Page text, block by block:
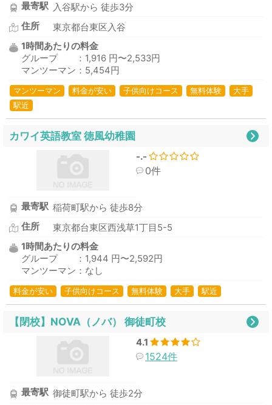
最寄駅 入谷駅から 徒歩3分
住所
東京都台東区入谷
1時間あたりの料金
グループ ：1,916 円〜2,533円
マンツーマン：5,454円
マンツーマン 料金が安い 子供向けコース 無料体験
大手
駅近
カワイ英語教室 徳風幼稚園
-.-
0件
最寄駅 稲荷町駅から 徒歩8分
住所
東京都台東区西浅草1丁目5-5
1時間あたりの料金
グループ ：1,944 円〜2,592円
マンツーマン：なし
料金が安い 子供向けコース 無料体験 大手 駅近
【閉校】NOVA（ノバ） 御徒町校
4.1
1524件
最寄駅 御徒町駅から 徒歩2分